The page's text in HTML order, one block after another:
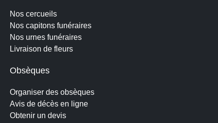
Nos cercueils
Nos capitons funéraires
Nos urnes funéraires
Livraison de fleurs
Obsèques
Organiser des obsèques
Avis de décès en ligne
Obtenir un devis